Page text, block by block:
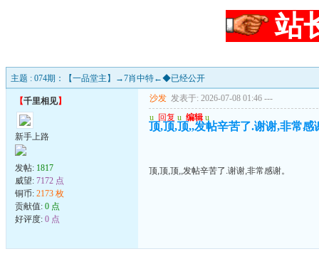
站
主题 : 074期：【一品堂主】→7肖中特←◆已经公开
【千里相见】
新手上路
发帖: 1817
威望: 7172 点
铜币: 2173 枚
贡献值: 0 点
好评度: 0 点
沙发 发表于: 2026-07-08 01:46 ---
u 回复 u 编辑 u
顶,顶,顶,,发帖辛苦了.谢谢,非常感
顶,顶,顶,,发帖辛苦了.谢谢,非常感谢。